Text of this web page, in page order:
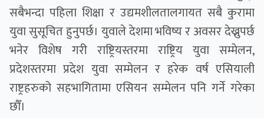
सबैभन्दा पहिला शिक्षा र उद्यमशीलतालगायत सबै कुरामा
युवा सुसूचित हुनुपर्छ। युवाले देशमा भविष्य र अवसर देख्नुपर्छ
भनेर विशेष गरी राष्ट्रियस्तरमा राष्ट्रिय युवा सम्मेलन,
प्रदेशस्तरमा प्रदेश युवा सम्मेलन र हरेक वर्ष एसियाली
राष्ट्रहरुको सहभागितामा एसियन सम्मेलन पनि गर्ने गरेका
छौँ।